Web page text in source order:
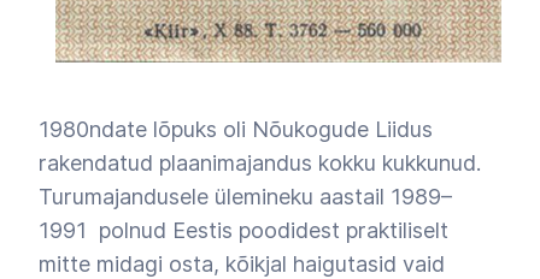
1980ndate lõpuks oli Nõukogude Liidus
rakendatud plaanimajandus kokku kukkunud.
Turumajandusele ülemineku aastail 1989–
1991 polnud Eestis poodidest praktiliselt
mitte midagi osta, kõikjal haigutasid vaid